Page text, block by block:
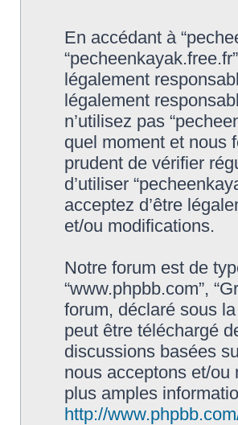
En accédant à
légalement
légalement
n’utilisez pas
quel moment et nous
prudent de vérifier
d’utiliser
acceptez d’être
et/ou modifications.
Notre forum est de
“www.phpbb.com”,
forum, déclaré sous
peut être téléchargé
discussions basées
nous acceptons et/ou
plus amples
http://